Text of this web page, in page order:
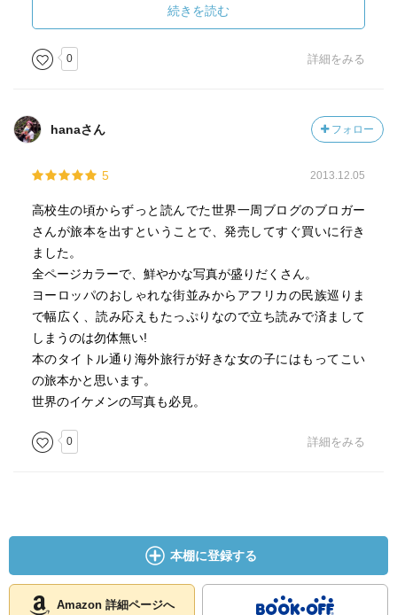
他にも、旅に役立つコラムとして、防犯対策や便利な旅グ
ッズなどもチェックしたい。
女性に役立つ情報や、ぶっちゃけた内容も書かれていま
す。
何と行っても、この本で「すごい！」と思ったのが、全
ページフルカラー！
写真集と旅行ガイドが合わさったようなオススメの1冊で
続きを読む
0 詳細をみる
hanaさん フォロー
5 2013.12.05
高校生の頃からずっと読んでた世界一周ブログのブロガー
さんが旅本を出すということで、発売してすぐ買いに行き
ました。
全ページカラーで、鮮やかな写真が盛りだくさん。
ヨーロッパのおしゃれな街並みからアフリカの民族巡りま
で幅広く、読み応えもたっぷりなので立ち読みで済まして
しまうのは勿体無い!
本のタイトル通り海外旅行が好きな女の子にはもってこい
の旅本かと思います。
世界のイケメンの写真も必見。
0 詳細をみる
本棚に登録する
Amazon 詳細ページへ